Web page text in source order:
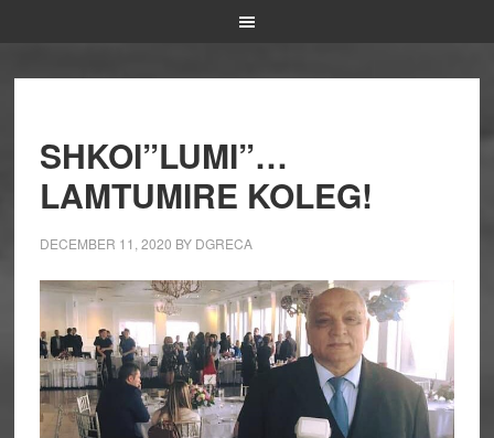
SHKOI”LUMI”…
LAMTUMIRE KOLEG!
DECEMBER 11, 2020 BY DGRECA